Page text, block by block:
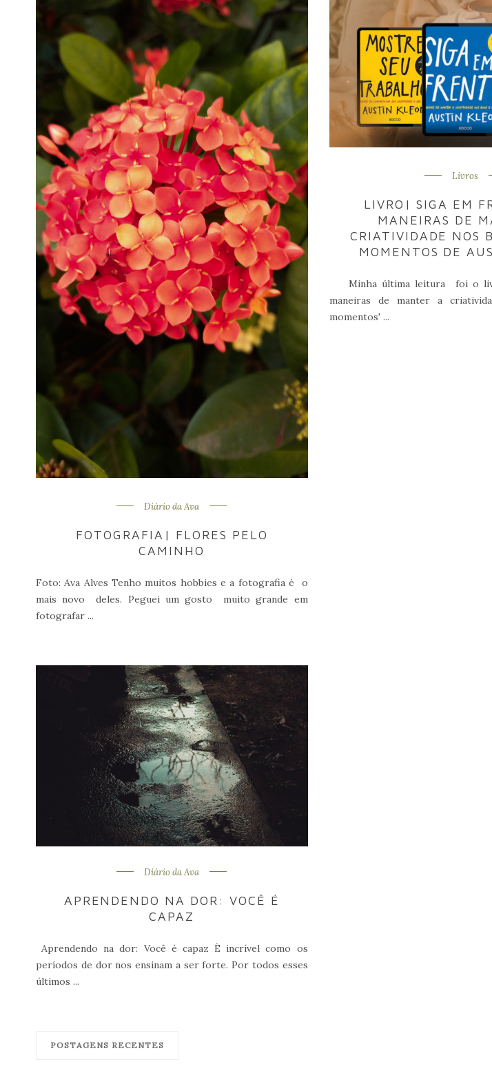
Diário da Ava
FOTOGRAFIA| FLORES PELO
CAMINHO
Foto: Ava Alves Tenho muitos hobbies e a fotografia é o
mais novo deles. Peguei um gosto muito grande em
fotografar ...
Livros
LIVRO| SIGA EM
MANEIRAS DE
CRIATIVIDADE NOS
MOMENTOS DE
Minha última leitura foi o
maneiras de manter a
momentos' ...
Diário da Ava
APRENDENDO NA DOR: VOCÊ É
CAPAZ
Aprendendo na dor: Você é capaz È incrível como os
períodos de dor nos ensinam a ser forte. Por todos esses
últimos ...
POSTAGENS RECENTES